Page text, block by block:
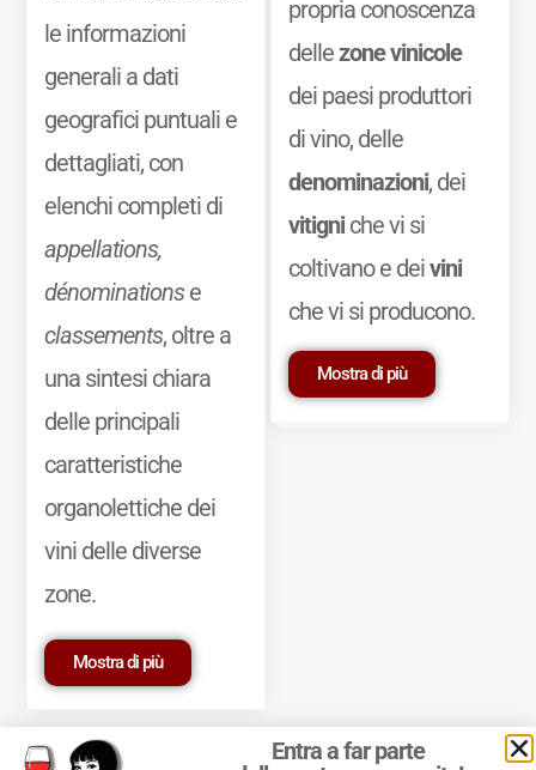
le informazioni
generali a dati
geografici puntuali e
dettagliati, con
elenchi completi di
appellations,
dénominationse
classements, oltre a
una sintesi chiara
delle principali
caratteristiche
organolettiche dei
vini delle diverse
zone.
Mostra di più
propria conoscenza
dellezone vinicole
dei paesi produttori
di vino, delle
denominazioni, dei
vitigniche vi si
coltivano e deivini
che vi si producono.
Mostra di più
Entra a far parte